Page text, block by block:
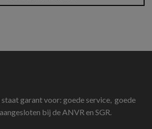
staat garant voor: goede service, goede
bij de ANVR en SGR.